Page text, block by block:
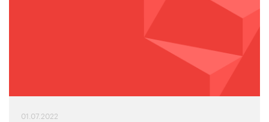
01.07.2022